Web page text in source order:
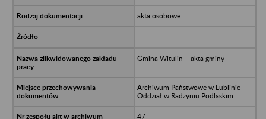
akta osobowe
Gmina Witulin – akta gminy
Archiwum Państwowe w Lublinie
Oddział w Radzyniu Podlaskim
47